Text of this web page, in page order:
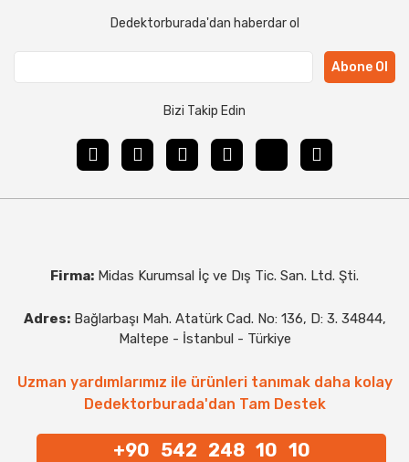
Dedektorburada'dan haberdar ol
Abone Ol
Bizi Takip Edin
Firma: Midas Kurumsal İç ve Dış Tic. San. Ltd. Şti.
Adres: Bağlarbaşı Mah. Atatürk Cad. No: 136, D: 3. 34844,
Maltepe - İstanbul - Türkiye
Uzman yardımlarımız ile ürünleri tanımak daha kolay
Dedektorburada'dan Tam Destek
+90 542 248 10 10